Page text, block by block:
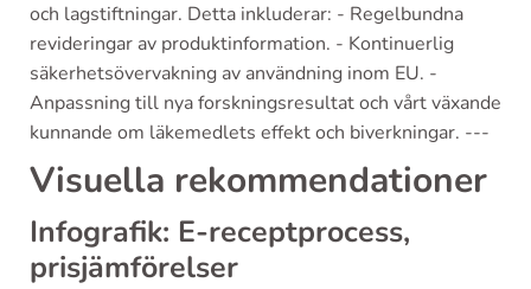
och lagstiftningar. Detta inkluderar: - Regelbundna
revideringar av produktinformation. - Kontinuerlig
säkerhetsövervakning av användning inom EU. -
Anpassning till nya forskningsresultat och vårt växande
kunnande om läkemedlets effekt och biverkningar. ---
Visuella rekommendationer
Infografik: E-receptprocess,
prisjämförelser